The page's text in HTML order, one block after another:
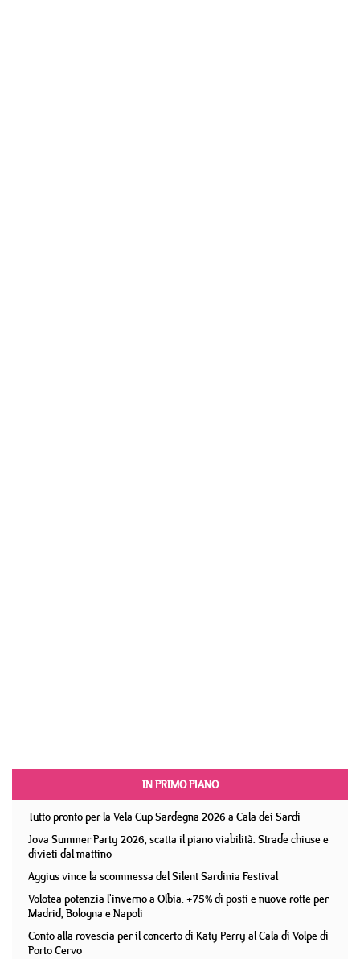
IN PRIMO PIANO
Tutto pronto per la Vela Cup Sardegna 2026 a Cala dei Sardi
Jova Summer Party 2026, scatta il piano viabilità. Strade chiuse e
divieti dal mattino
Aggius vince la scommessa del Silent Sardinia Festival
Volotea potenzia l'inverno a Olbia: +75% di posti e nuove rotte per
Madrid, Bologna e Napoli
Conto alla rovescia per il concerto di Katy Perry al Cala di Volpe di
Porto Cervo